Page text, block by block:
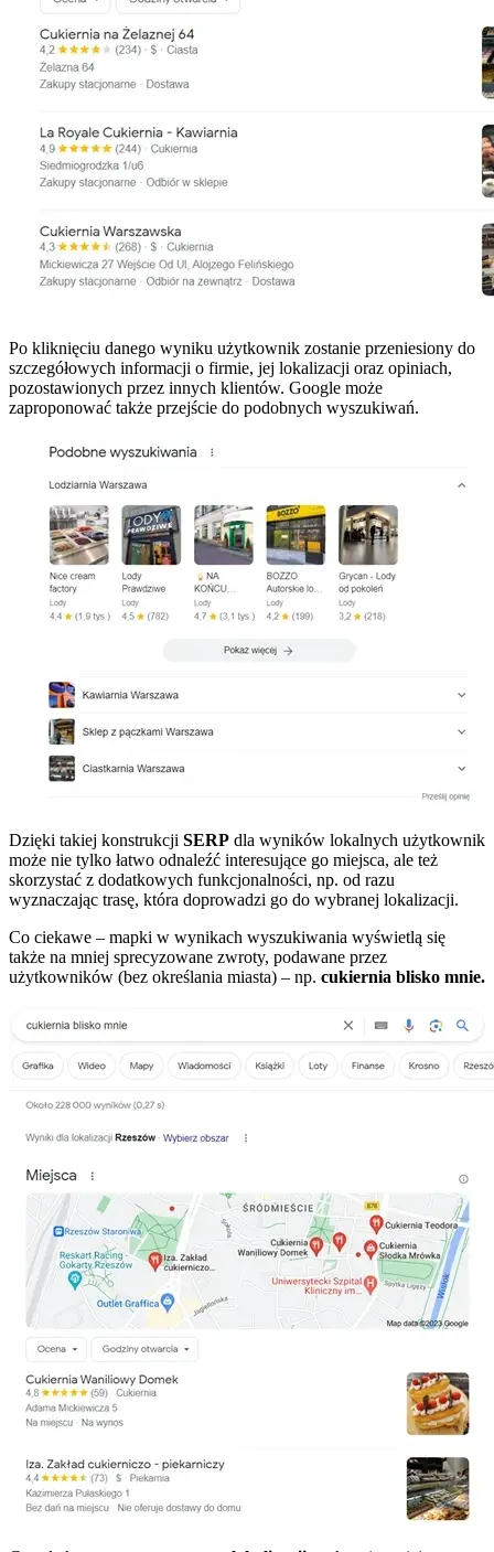
Po kliknięciu danego wyniku użytkownik zostanie przeniesiony do
szczegółowych informacji o firmie, jej lokalizacji oraz opiniach,
pozostawionych przez innych klientów. Google może
zaproponować także przejście do podobnych wyszukiwań.
Dzięki takiej konstrukcji SERP dla wyników lokalnych użytkownik
może nie tylko łatwo odnaleźć interesujące go miejsca, ale też
skorzystać z dodatkowych funkcjonalności, np. od razu
wyznaczając trasę, która doprowadzi go do wybranej lokalizacji.
Co ciekawe – mapki w wynikach wyszukiwania wyświetlą się
także na mniej sprecyzowane zwroty, podawane przez
użytkowników (bez określania miasta) – np. cukiernia blisko mnie.